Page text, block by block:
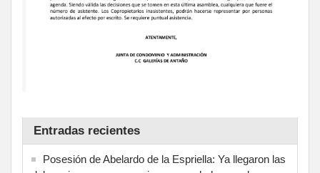
Entradas recientes
Posesión de Abelardo de la Espriella: Ya llegaron las